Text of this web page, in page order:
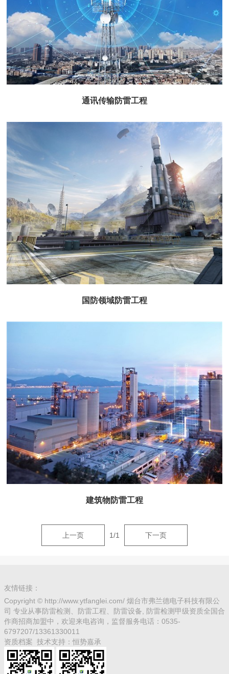
通讯传输防雷工程
通讯传输防雷工程
查看更多+
国防领域防雷工程
查看更多+
建筑物防雷工程
建筑物防雷工程
上一页 1/1 下一页
友情链接：
Copyright © http://www.ytfanglei.com/ 烟台市弗兰德电子科技有限公
司 专业从事防雷检测、防雷工程、防雷设备, 防雷检测甲级资质全国合
作商招商加盟中，欢迎来电咨询，监督服务电话：0535-
6797207/13361330011
资质档案 技术支持： 恒势嘉承